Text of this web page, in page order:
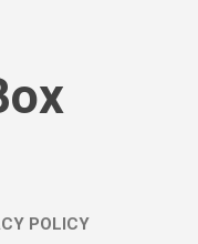
POLICY